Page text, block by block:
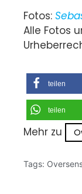
Fotos:
Alle Fotos
teilen
teilen
Mehr zu
Tags: